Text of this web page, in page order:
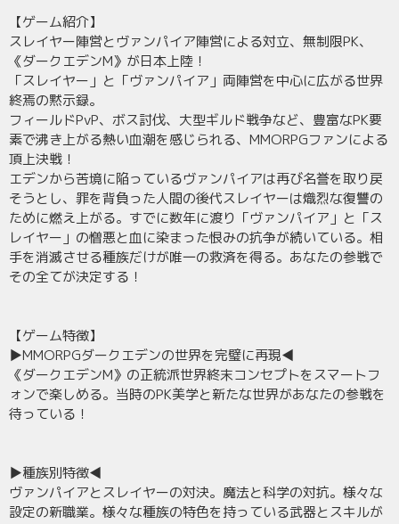
【ゲーム紹介】
スレイヤー陣営とヴァンパイア陣営による対立、無制限PK、
《ダークエデンM》が日本上陸！
「スレイヤー」と「ヴァンパイア」両陣営を中心に広がる世界
終焉の黙示録。
フィールドPvP、ボス討伐、大型ギルド戦争など、豊富なPK要
素で沸き上がる熱い血潮を感じられる、MMORPGファンによる
頂上決戦！
エデンから苦境に陥っているヴァンパイアは再び名誉を取り戻
そうとし、罪を背負った人間の後代スレイヤーは熾烈な復讐の
ために燃え上がる。すでに数年に渡り「ヴァンパイア」と「ス
レイヤー」の憎悪と血に染まった恨みの抗争が続いている。相
手を消滅させる種族だけが唯一の救済を得る。あなたの参戦で
その全てが決定する！
【ゲーム特徴】
▶MMORPGダークエデンの世界を完璧に再現◀
《ダークエデンM》の正統派世界終末コンセプトをスマートフ
ォンで楽しめる。当時のPK美学と新たな世界があなたの参戦を
待っている！
▶種族別特徴◀
ヴァンパイアとスレイヤーの対決。魔法と科学の対抗。様々な
設定の新職業。様々な種族の特色を持っている武器とスキルが